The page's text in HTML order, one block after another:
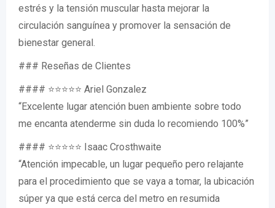
estrés y la tensión muscular hasta mejorar la
circulación sanguínea y promover la sensación de
bienestar general.
### Reseñas de Clientes
#### ⭐⭐⭐⭐⭐ Ariel Gonzalez
“Excelente lugar atención buen ambiente sobre todo
me encanta atenderme sin duda lo recomiendo 100%”
#### ⭐⭐⭐⭐⭐ Isaac Crosthwaite
“Atención impecable, un lugar pequeño pero relajante
para el procedimiento que se vaya a tomar, la ubicación
súper ya que está cerca del metro en resumida